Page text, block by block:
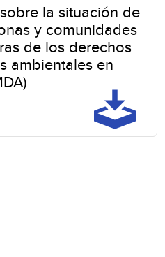
la situación de
y comunidades
de los derechos
ambientales en